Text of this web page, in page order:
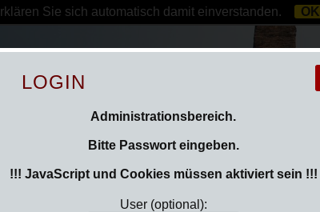
LOGIN
Administrationsbereich.
Bitte Passwort eingeben.
!!! JavaScript und Cookies müssen aktiviert sein !!!
User (optional):
Sie sich automatisch damit einverstanden. OK